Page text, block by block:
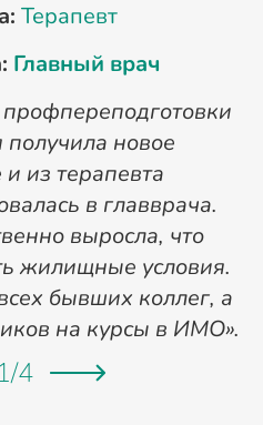
Терапевт
Главный врач
новое
из терапевта
в главврача.
выросла, что
жилищные условия.
бывших коллег, а
на курсы в ИМО».
1/4